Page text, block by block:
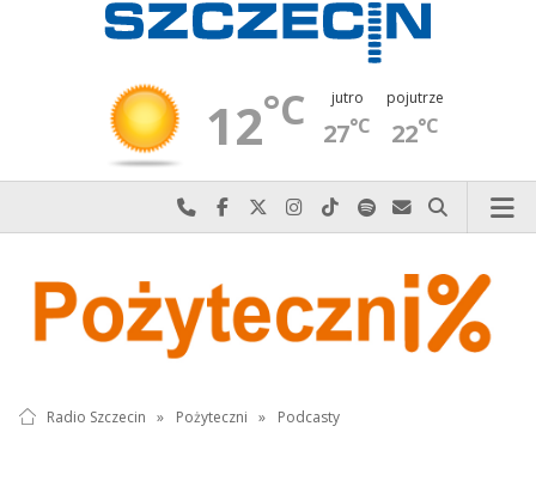
12°C jutro
27°C
pojutrze
22°C
Najlepiej po prostu do nas zadzwoń
Odwiedź nas na Facebook-u
Odwiedź nas na X
Odwiedź nas na Instagram-ie
Odwiedź nas na TikTok-u
Szukaj nas na Spotify
Wyślij do nas
Szukaj
Radio Szczecin » Pożyteczni » Podcasty